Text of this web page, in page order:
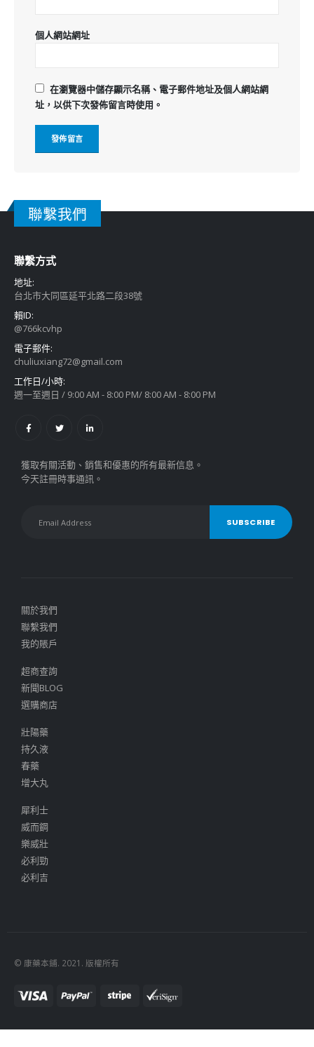
個人網站網址
在瀏覽器中儲存顯示名稱、電子郵件地址及個人網站網
址，以供下次發佈留言時使用。
聯繫我們
聯繫方式
地址:
台北市大同區延平北路二段38號
賴ID:
@766kcvhp
電子郵件:
chuliuxiang72@gmail.com
工作日/小時:
週一至週日 / 9:00 AM - 8:00 PM/ 8:00 AM - 8:00 PM
獲取有關活動、銷售和優惠的所有最新信息。
今天註冊時事通訊。
關於我們
聯繫我們
我的賬戶
超商查詢
新聞BLOG
選購商店
壯陽藥
持久液
春藥
增大丸
犀利士
威而鋼
樂威壯
必利勁
必利吉
© 康藥本鋪. 2021. 版權所有